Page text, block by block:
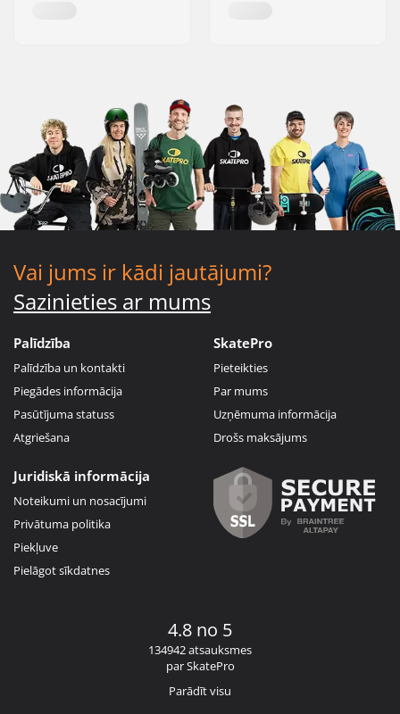
Vai jums ir kādi jautājumi?
Sazinieties ar mums
Palīdzība
Palīdzība un kontakti
Piegādes informācija
Pasūtījuma statuss
Atgriešana
SkatePro
Pieteikties
Par mums
Uzņēmuma informācija
Drošs maksājums
Juridiskā informācija
Noteikumi un nosacījumi
Privātuma politika
Piekļuve
Pielāgot sīkdatnes
4.8 no 5
134942 atsauksmes
par SkatePro
Parādīt visu